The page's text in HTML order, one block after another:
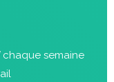
chaque semaine